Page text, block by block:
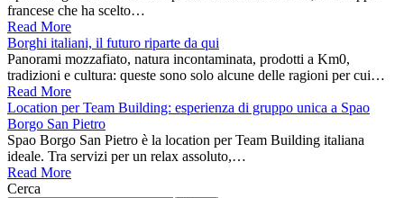
francese che ha scelto…
Read More
Borghi italiani, il futuro riparte da qui
Panorami mozzafiato, natura incontaminata, prodotti a Km0,
tradizioni e cultura: queste sono solo alcune delle ragioni per cui…
Read More
Location per Team Building: esperienza di gruppo unica a Spao
Borgo San Pietro
Spao Borgo San Pietro è la location per Team Building italiana
ideale. Tra servizi per un relax assoluto,…
Read More
Cerca